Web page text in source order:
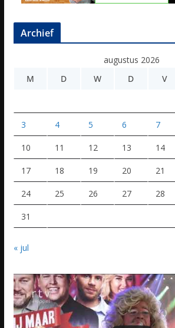
Archief
augustus 2026
M
D W D V
3 4 5 6 7
10 11 12 13 14
17 18 19 20 21
24 25 26 27 28
31
« jul